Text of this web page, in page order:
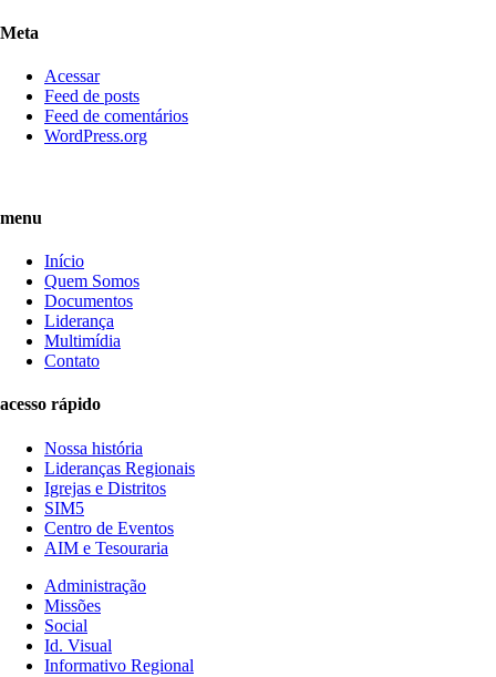
Meta
Acessar
Feed de posts
Feed de comentários
WordPress.org
menu
Início
Quem Somos
Documentos
Liderança
Multimídia
Contato
acesso rápido
Nossa história
Lideranças Regionais
Igrejas e Distritos
SIM5
Centro de Eventos
AIM e Tesouraria
Administração
Missões
Social
Id. Visual
Informativo Regional